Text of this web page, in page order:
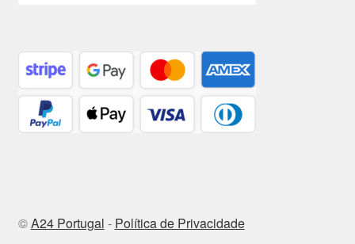
©A24 Portugal - Política de Privacidade